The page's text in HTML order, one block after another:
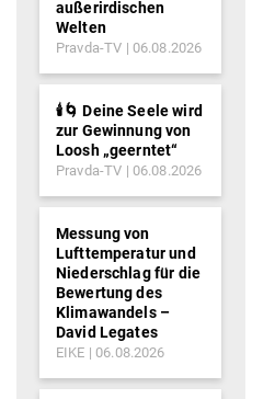
außerirdischen
Welten
Pravda-TV 06.08.2026
🕯️🌀 Deine Seele wird
zur Gewinnung von
Loosh „geerntet“
Pravda-TV 06.08.2026
Messung von
Lufttemperatur und
Niederschlag für die
Bewertung des
Klimawandels –
David Legates
EIKE 06.08.2026